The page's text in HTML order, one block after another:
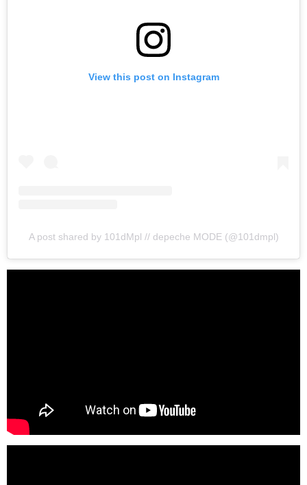
View this post on Instagram
A post shared by 101dMpl // depeche MODE (@101dmpl)